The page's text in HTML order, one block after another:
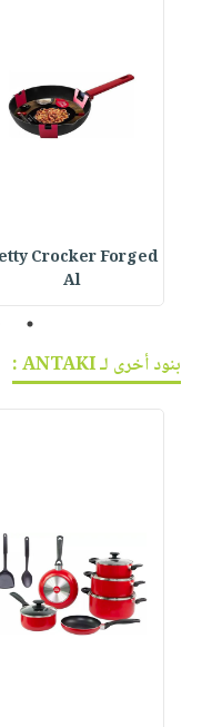
Crocker Forged
Al
1
بنود أخرى لـ ANTAKI :